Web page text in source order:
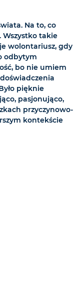
Na to, co
Wszystko takie
wolontariusz, gdy
odbytym
bo nie umiem
pięknie
pasjonująco,
przyczynowo-
kontekście